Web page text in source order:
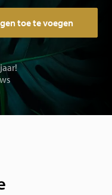
toe te voegen